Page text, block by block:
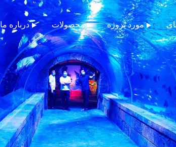
درباره ما محصولات مورد پروژه